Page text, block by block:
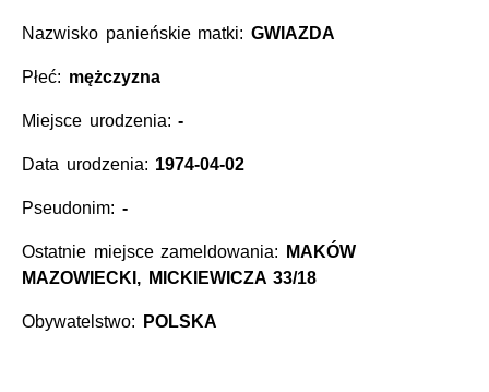
Nazwisko panieńskie matki: GWIAZDA
Płeć: mężczyzna
Miejsce urodzenia:-
Data urodzenia: 1974-04-02
Pseudonim: -
Ostatnie miejsce zameldowania:
MAKÓW
MAZOWIECKI, MICKIEWICZA 33/18
Obywatelstwo: POLSKA